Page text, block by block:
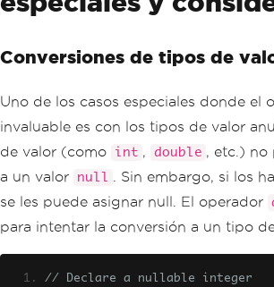
Conversiones de tipos de
Uno de los casos especiales donde el
invaluable es con los tipos de valor
de valor (como
int , double , etc.) no
a un valor
null
. Sin embargo, si los
se les puede asignar null. El operador
para intentar la conversión a un tipo
// Declare a nullable integer